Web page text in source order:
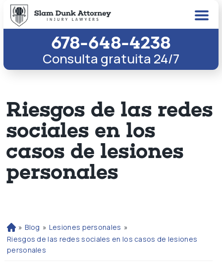
678-648-4238
Consulta gratuita 24/7
Riesgos de las redes
sociales en los
casos de lesiones
personales
Ini
ci
o
» Blog » Lesiones personales »
Riesgos de las redes sociales en los casos de lesiones
personales